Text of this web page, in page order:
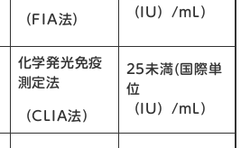
（FIA法）
（IU）/mL）
化学発光免疫
測定法
（CLIA法）
25未満(国際単
位
（IU）/mL）